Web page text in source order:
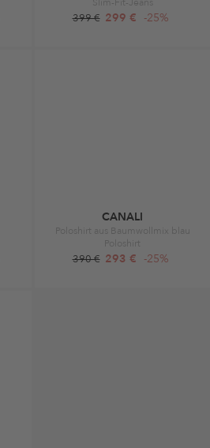
399 € 299 € -25%
CANALI
Poloshirt aus Baumwollmix blau
Poloshirt
390 € 293 € -25%